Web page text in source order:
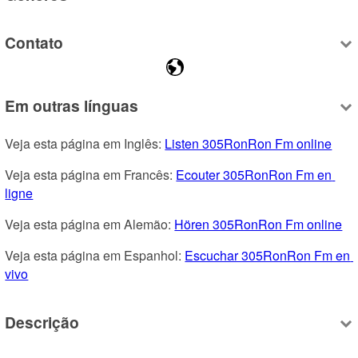
Contato
Em outras línguas
Veja esta página em Inglês: Listen 305RonRon Fm online
Veja esta página em Francês: Ecouter 305RonRon Fm en
ligne
Veja esta página em Alemão: Hören 305RonRon Fm online
Veja esta página em Espanhol: Escuchar 305RonRon Fm en
vivo
Descrição